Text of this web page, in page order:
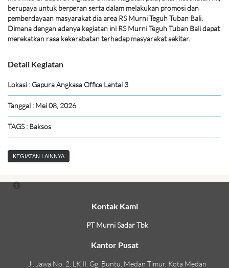
berupaya untuk berperan serta dalam melakukan promosi dan
pemberdayaan masyarakat dia area RS Murni Teguh Tuban Bali.
Dimana dengan adanya kegiatan ini RS Murni Teguh Tuban Bali dapat
merekatkan rasa kekerabatan terhadap masyarakat sekitar.
Detail Kegiatan
Lokasi : Gapura Angkasa Office Lantai 3
Tanggal : Mei 08, 2026
TAGS : Baksos
KEGIATAN LAINNYA
Kontak Kami
PT Murni Sadar Tbk
Kantor Pusat
Jl. Jawa No. 2, LK II, Gg. Buntu, Medan Timur, Kota Medan